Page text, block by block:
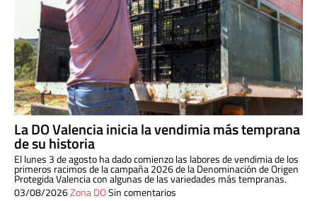
La DO Valencia inicia la vendimia más temprana
de su historia
El lunes 3 de agosto ha dado comienzo las labores de vendimia de los
primeros racimos de la campaña 2026 de la Denominación de Origen
Protegida Valencia con algunas de las variedades más tempranas.
03/08/2026Zona DOSin comentarios